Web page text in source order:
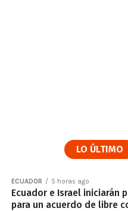
LO ÚLTIMO
ECUADOR 5 horas ago
Ecuador e Israel iniciarán
para un acuerdo de libre